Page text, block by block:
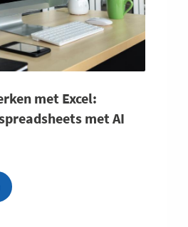
met Excel:
met AI